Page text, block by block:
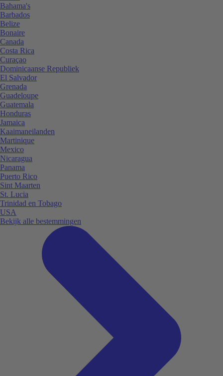
Bahama's
Barbados
Belize
Bonaire
Canada
Costa Rica
Curaçao
Dominicaanse Republiek
El Salvador
Grenada
Guadeloupe
Guatemala
Honduras
Jamaica
Kaaimaneilanden
Martinique
Mexico
Nicaragua
Panama
Puerto Rico
Sint Maarten
St. Lucia
Trinidad en Tobago
USA
Bekijk alle bestemmingen